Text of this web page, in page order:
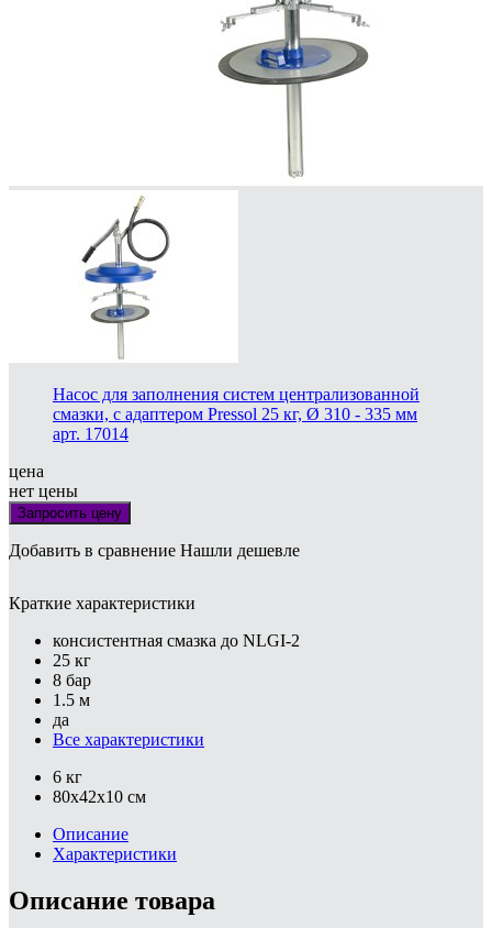
Насос для заполнения систем централизованной
смазки, с адаптером Pressol 25 кг, Ø 310 - 335 мм
арт. 17014
цена
нет цены
Запросить цену
Добавить в сравнение Нашли дешевле
Краткие характеристики
консистентная смазка до NLGI-2
25 кг
8 бар
1.5 м
да
Все характеристики
6 кг
80x42x10 см
Описание
Характеристики
Описание товара